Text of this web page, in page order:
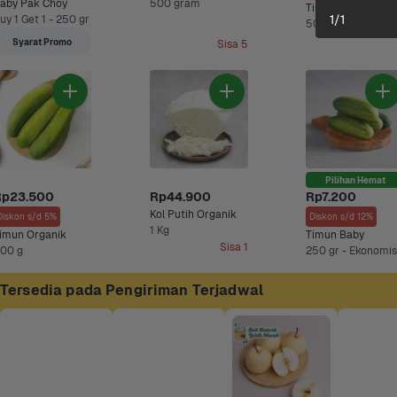
Pak Choy
1 Get 1 - 250 gr
Syarat Promo
500 gram
Sisa 5
Timun
s/d 5%
Organik
g
Rp44.900
Kol Putih Organik
1 Kg
Sisa 1
Pilihan Hemat
Rp7.200
Diskon s/d 12%
Timun Baby
Tersedia pada Pengiriman Terjadwal
1/1